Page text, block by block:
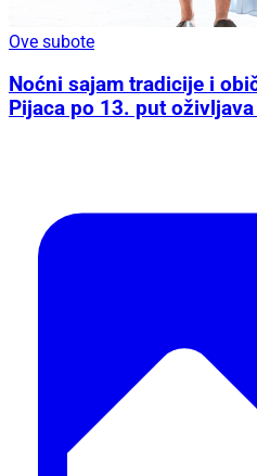
Ove subote
Noćni sajam tradicije i
Pijaca po 13. put